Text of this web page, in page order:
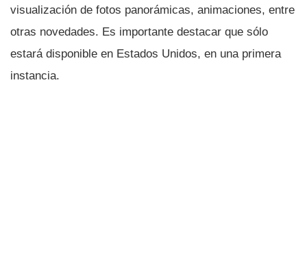
visualización de fotos panorámicas, animaciones, entre
otras novedades. Es importante destacar que sólo
estará disponible en Estados Unidos, en una primera
instancia.